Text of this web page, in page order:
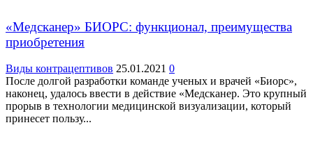
«Медсканер» БИОРС: функционал, преимущества
приобретения
Виды контрацептивов 25.01.2021 0
После долгой разработки команде ученых и врачей «Биорс»,
наконец, удалось ввести в действие «Медсканер. Это крупный
прорыв в технологии медицинской визуализации, который
принесет пользу...